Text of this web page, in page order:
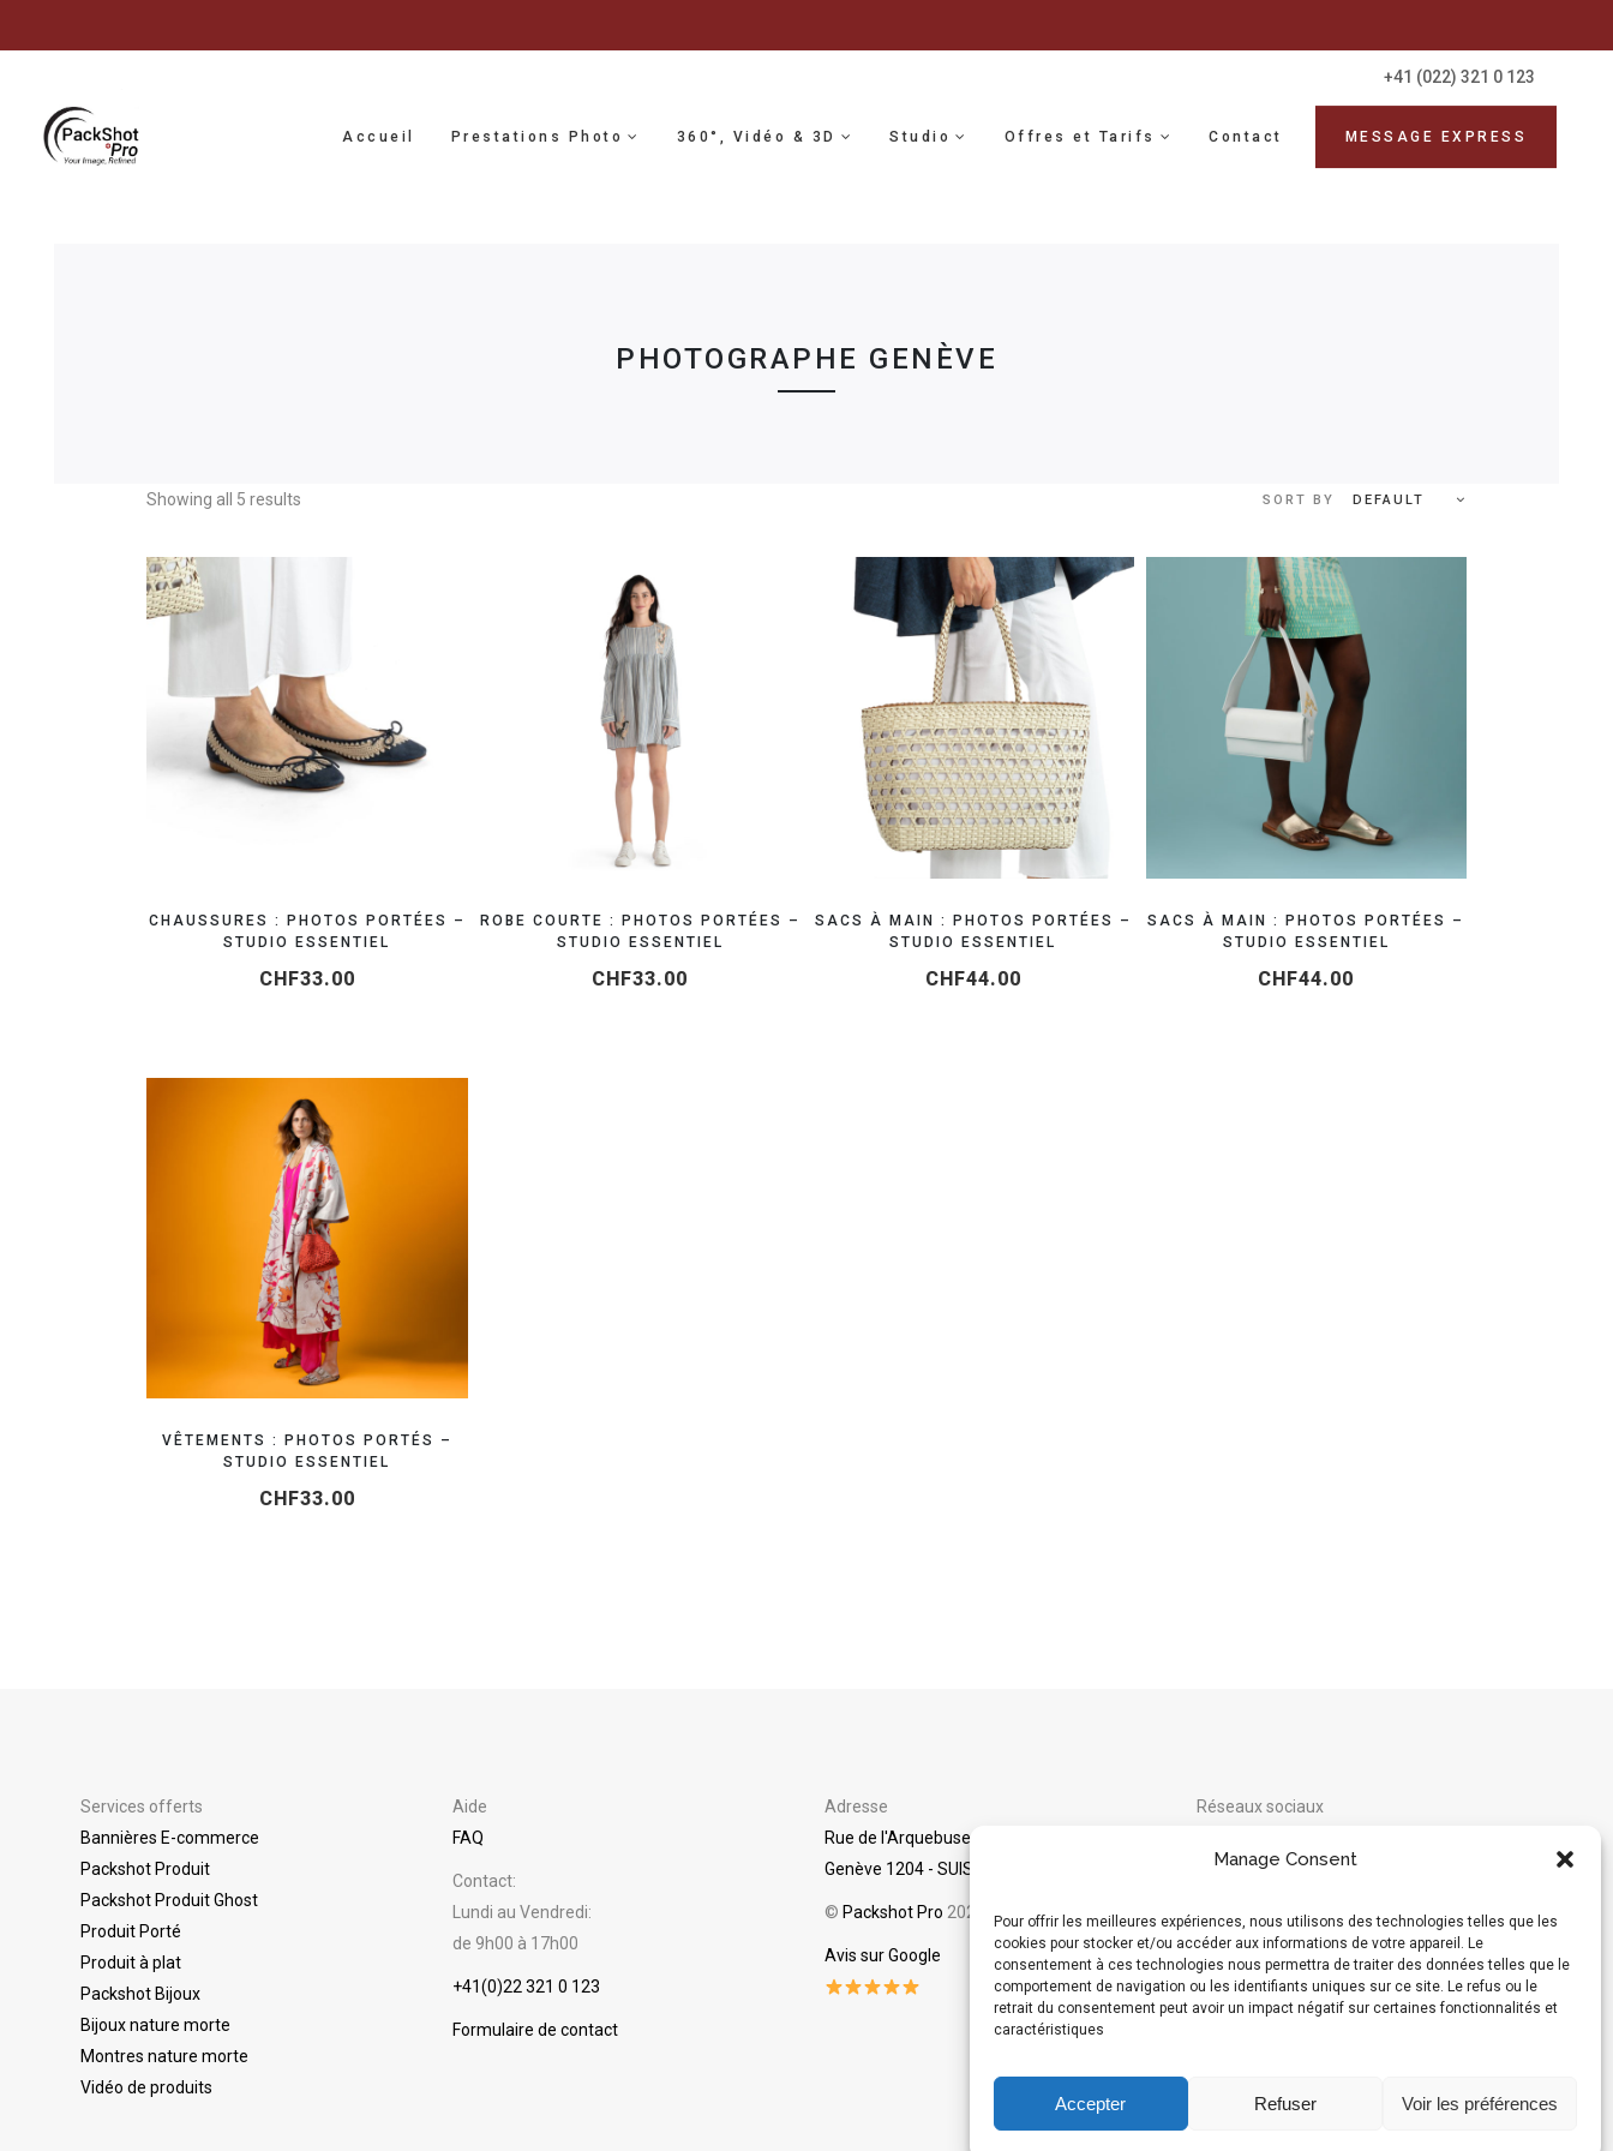
Manage Consent
Pour offrir les meilleures expériences, nous utilisons des technologies telles que les
cookies pour stocker et/ou accéder aux informations de votre appareil. Le
consentement à ces technologies nous permettra de traiter des données telles que le
comportement de navigation ou les identifiants uniques sur ce site. Le refus ou le
retrait du consentement peut avoir un impact négatif sur certaines fonctionnalités et
caractéristiques
Accepter Refuser Voir les préférences
+41 (022) 321 0 123
Accueil Prestations Photo 360°, Vidéo & 3D Studio Offres et Tarifs Contact MESSAGE EXPRESS
PHOTOGRAPHE GENÈVE
Showing all 5 results DEFAULT
RÉSERVEZ VOTRE SHOOTING MODE
CHAUSSURES : PHOTOS PORTÉES –
STUDIO ESSENTIEL
CHF33.00
RÉSERVEZ VOTRE SHOOTING MODE
ROBE COURTE : PHOTOS PORTÉES –
STUDIO ESSENTIEL
CHF33.00
RÉSERVEZ VOTRE SHOOTING MODE
SACS À MAIN : PHOTOS PORTÉES –
STUDIO ESSENTIEL
CHF44.00
RÉSERVEZ VOTRE SHOOTING MODE
SACS À MAIN : PHOTOS PORTÉES –
STUDIO ESSENTIEL
CHF44.00
RÉSERVEZ VOTRE SHOOTING MODE
VÊTEMENTS : PHOTOS PORTÉS –
STUDIO ESSENTIEL
CHF33.00
Services offerts
Bannières E-commerce
Packshot Produit
Packshot Produit Ghost
Produit Porté
Produit à plat
Packshot Bijoux
Bijoux nature morte
Montres nature morte
Vidéo de produits
Aide
FAQ
Contact:
Lundi au Vendredi:
de 9h00 à 17h00
+41(0)22 321 0 123
Formulaire de contact
Adresse
Rue de l'Arquebuse 24
Genève 1204 - SUISSE
© Packshot Pro 2025
Avis sur Google
Réseaux sociaux
Hébergé en Suisse par Infomaniak